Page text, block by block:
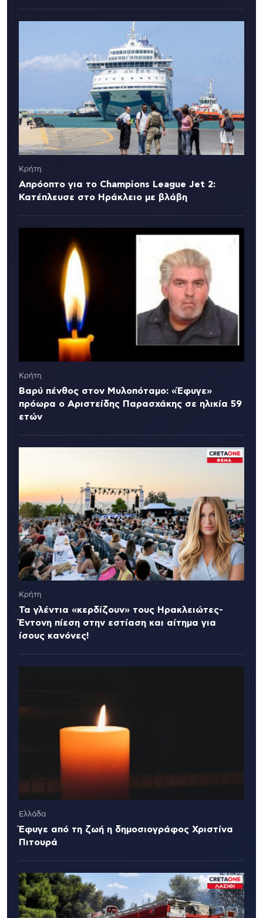
Κρήτη
Απρόοπτο για το Champions League Jet 2:
Κατέπλευσε στο Ηράκλειο με βλάβη
Κρήτη
Βαρύ πένθος στον Μυλοπόταμο: «Έφυγε»
πρόωρα ο Αριστείδης Παρασχάκης σε ηλικία 59
ετών
Κρήτη
Τα γλέντια «κερδίζουν» τους Ηρακλειώτες-
Έντονη πίεση στην εστίαση και αίτημα για
ίσους κανόνες!
Ελλάδα
Έφυγε από τη ζωή η δημοσιογράφος Χριστίνα
Πιτουρά